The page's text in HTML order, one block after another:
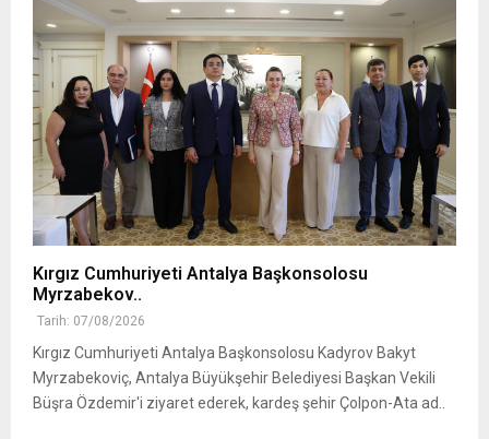
Kırgız Cumhuriyeti Antalya Başkonsolosu
Myrzabekov..
Tarih: 07/08/2026
Kırgız Cumhuriyeti Antalya Başkonsolosu Kadyrov Bakyt
Myrzabekoviç, Antalya Büyükşehir Belediyesi Başkan Vekili
Büşra Özdemir'i ziyaret ederek, kardeş şehir Çolpon-Ata ad..